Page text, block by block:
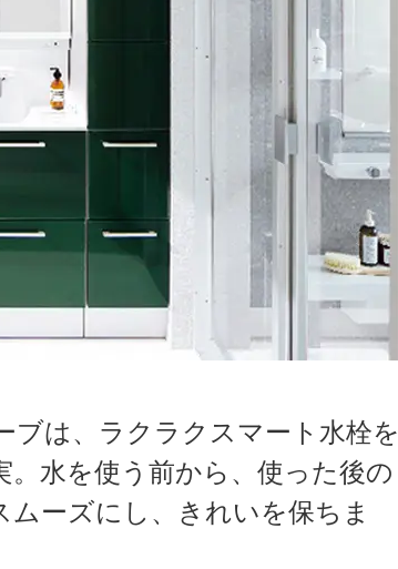
ブは、ラクラクスマート水栓を
水を使う前から、使った後の
ーズにし、きれいを保ちま